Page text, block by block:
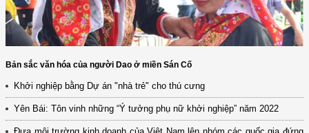
Bản sắc văn hóa của người Dao ở miền Sán Cố
Khởi nghiệp bằng Dự án "nhà trẻ" cho thú cưng
Yên Bái: Tôn vinh những “Ý tưởng phụ nữ khởi nghiệp” năm 2022